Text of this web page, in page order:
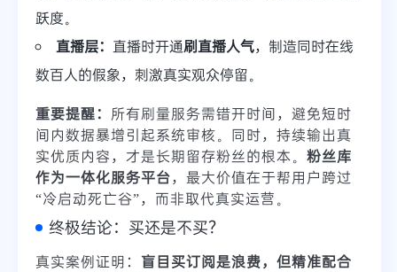
跃度。
直播层： 直播时开通刷直播人气，制造同时在线
数百人的假象，刺激真实观众停留。
重要提醒： 所有刷量服务需错开时间，避免短时
间内数据暴增引起系统审核。同时，持续输出真
实优质内容，才是长期留存粉丝的根本。 粉丝库
作为一体化服务平台，最大价值在于帮用户跨过
“冷启动死亡谷”，而非取代真实运营。
终极结论：买还是不买？
真实案例证明： 盲目买订阅是浪费，但精准配合